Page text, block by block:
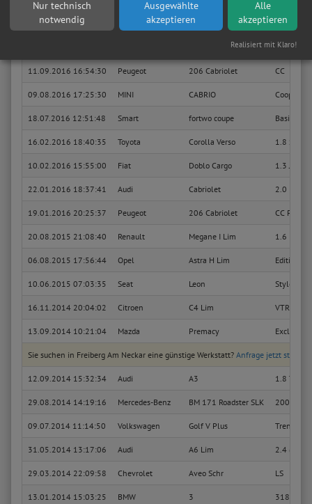
20.12.2016 19:08:22 Leon Stella
2.0 TDI
11.09.2016 16:54:30 Peugeot 206 Cabriolet CC
09.08.2016 17:25:30 MINI CABRIO Cooper
18.07.2016 12:51:48 Smart fortwo coupe Basis
16.02.2016 18:40:35 Toyota Corolla Verso 1.8 Sol
10.02.2016 15:55:00 Fiat Doblo Cargo 1.3 JTD
22.01.2016 18:37:41 Audi Cabriolet 2.0
19.01.2016 20:25:37 Peugeot 206 Cabriolet CC
20.08.2015 21:08:40 Renault Megane I Lim 1.6 RT
06.08.2015 17:56:44 Opel Astra H Lim Edition
10.06.2015 07:03:35 Seat Leon Style
16.11.2014 20:04:02 Citroen C4 Lim VTR Plus
13.09.2014 10:21:04 Mazda Premacy Exclusiv
Sie suchen in Freiberg Am Neckar eine günstige Werkstatt? Anfrage jetzt stellen
12.09.2014 15:32:34 Audi A3 1.8 T
29.08.2014 14:19:16 Mercedes-Benz BM 171 Roadster SLK 200
09.07.2014 11:14:50 Volkswagen Golf V Plus Trendline
31.05.2014 13:17:06 Audi A6 Lim 2.4
29.03.2014 22:09:58 Chevrolet Aveo Schr LS
13.01.2014 15:03:25 BMW 3 318 i
Nur technisch
notwendig
Ausgewählte
akzeptieren
Alle
akzeptieren
Realisiert mit Klaro!